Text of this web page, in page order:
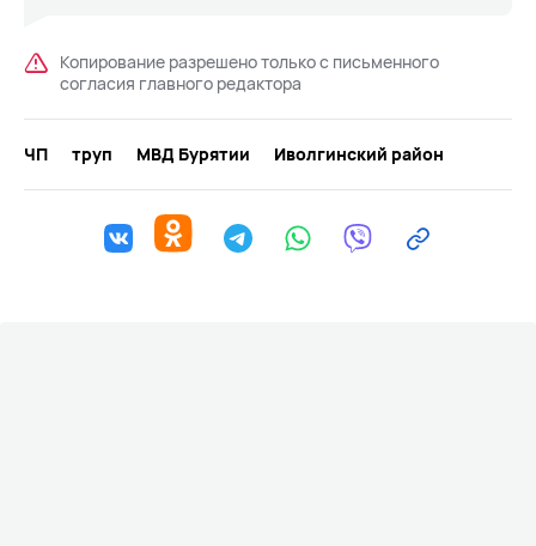
Копирование разрешено только с письменного
согласия главного редактора
ЧП труп МВД Бурятии Иволгинский район